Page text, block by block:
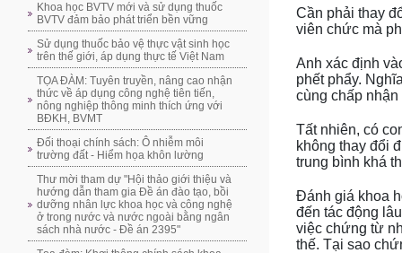
Khoa học BVTV mới và sử dụng thuốc
BVTV đảm bảo phát triển bền vững
Sử dụng thuốc bảo vệ thực vật sinh học
trên thế giới, áp dụng thực tế Việt Nam
TỌA ĐÀM: Tuyên truyền, nâng cao nhận
thức về áp dụng công nghệ tiên tiến,
nông nghiệp thông minh thích ứng với
BĐKH, BVMT
Đối thoại chính sách: Ô nhiễm môi
trường đất - Hiểm họa khôn lường
Thư mời tham dự "Hội thảo giới thiệu và
hướng dẫn tham gia Đề án đào tạo, bồi
dưỡng nhân lực khoa học và công nghệ
ở trong nước và nước ngoài bằng ngân
sách nhà nước - Đề án 2395"
Cần phải thay
viên chức mà
Anh xác định
phết phẩy.
cùng chấp
Tất nhiên, có
không thay đổi
trung bình khá
Đánh giá khoa
đến tác động
việc chứng từ
thế. Tại sao